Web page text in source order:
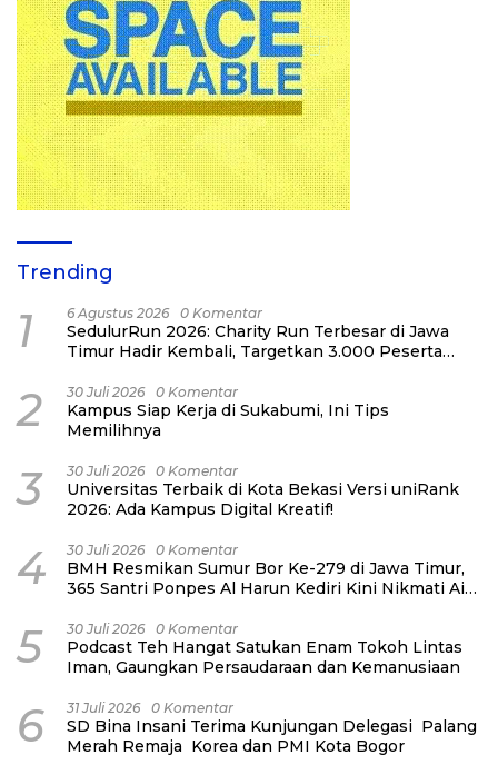
Trending
1 6 Agustus 2026 0 Komentar
SedulurRun 2026: Charity Run Terbesar di Jawa
Timur Hadir Kembali, Targetkan 3.000 Peserta
Honorer
2 30 Juli 2026 0 Komentar
Kampus Siap Kerja di Sukabumi, Ini Tips
Memilihnya
3 30 Juli 2026 0 Komentar
Universitas Terbaik di Kota Bekasi Versi uniRank
2026: Ada Kampus Digital Kreatif!
4 30 Juli 2026 0 Komentar
BMH Resmikan Sumur Bor Ke-279 di Jawa Timur,
365 Santri Ponpes Al Harun Kediri Kini Nikmati Air
5 30 Juli 2026 0 Komentar
Podcast Teh Hangat Satukan Enam Tokoh Lintas
Iman, Gaungkan Persaudaraan dan Kemanusiaan
6 31 Juli 2026 0 Komentar
SD Bina Insani Terima Kunjungan Delegasi Palang
Merah Remaja Korea dan PMI Kota Bogor